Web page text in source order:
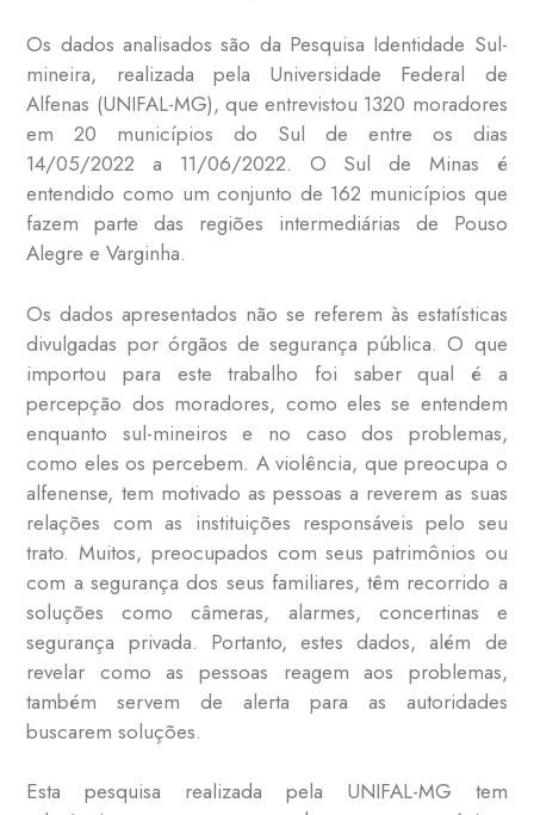
Os dados analisados são da Pesquisa Identidade Sul-
mineira, realizada pela Universidade Federal de
Alfenas (UNIFAL-MG), que entrevistou 1320 moradores
em 20 municípios do Sul de entre os dias
14/05/2022 a 11/06/2022. O Sul de Minas é
entendido como um conjunto de 162 municípios que
fazem parte das regiões intermediárias de Pouso
Alegre e Varginha.
Os dados apresentados não se referem às estatísticas
divulgadas por órgãos de segurança pública. O que
importou para este trabalho foi saber qual é a
percepção dos moradores, como eles se entendem
enquanto sul-mineiros e no caso dos problemas,
como eles os percebem. A violência, que preocupa o
alfenense, tem motivado as pessoas a reverem as suas
relações com as instituições responsáveis pelo seu
trato. Muitos, preocupados com seus patrimônios ou
com a segurança dos seus familiares, têm recorrido a
soluções como câmeras, alarmes, concertinas e
segurança privada. Portanto, estes dados, além de
revelar como as pessoas reagem aos problemas,
também servem de alerta para as autoridades
buscarem soluções.
Esta pesquisa realizada pela UNIFAL-MG tem